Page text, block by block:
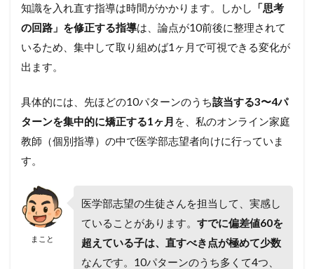
知識を入れ直す指導は時間がかかります。しかし
「思考
の回路」を修正する指導は、論点が10前後に整理されて
いるため、集中して取り組めば1ヶ月で可視できる変化が
出ます。
具体的には、先ほどの10パターンのうち該当する3〜4パ
ターンを集中的に矯正する1ヶ月 を、私のオンライン家庭
教師（個別指導）の中で医学部志望者向けに行っていま
す。
まこと
医学部志望の生徒さんを担当して、実感し
ていることがあります。 すでに偏差値60を
超えている子は、直すべき点が極めて少数
なんです。10パターンのうち多くて4つ、